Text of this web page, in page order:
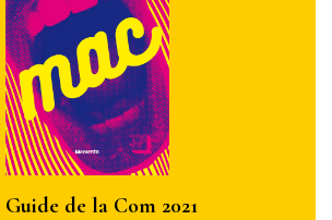
Guide de la Com 2021